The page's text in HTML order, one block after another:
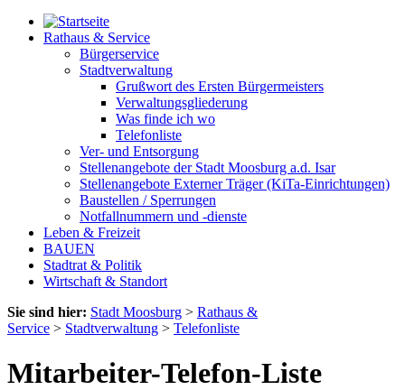
Rathaus & Service
Bürgerservice
Stadtverwaltung
Grußwort des Ersten Bürgermeisters
Verwaltungsgliederung
Was finde ich wo
Telefonliste
Ver- und Entsorgung
Stellenangebote der Stadt Moosburg a.d. Isar
Stellenangebote Externer Träger (KiTa-Einrichtungen)
Baustellen / Sperrungen
Notfallnummern und -dienste
Leben & Freizeit
BAUEN
Stadtrat & Politik
Wirtschaft & Standort
Sie sind hier: Stadt Moosburg > Rathaus &
Service > Stadtverwaltung > Telefonliste
Mitarbeiter-Telefon-Liste